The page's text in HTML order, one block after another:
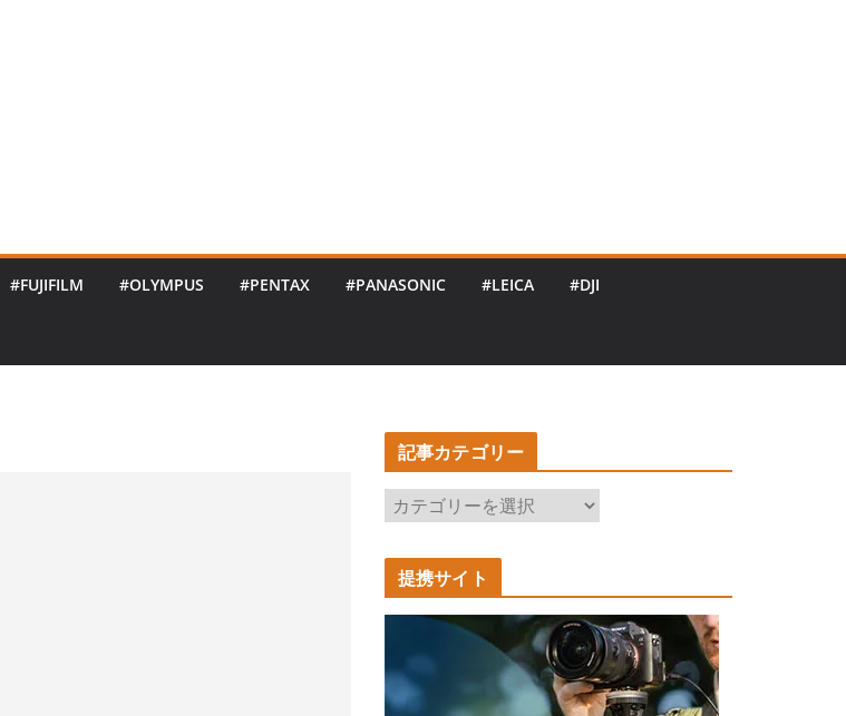
#FUJIFILM #OLYMPUS #PENTAX #PANASONIC #LEICA #DJI
記事カテゴリー
記
事
カ
テ
ゴ
ー
提携サイト